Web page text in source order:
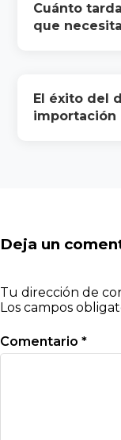
Cuánto
que
El éxito del
importación
Deja un
Tu dirección de
Los campos
Comentario *